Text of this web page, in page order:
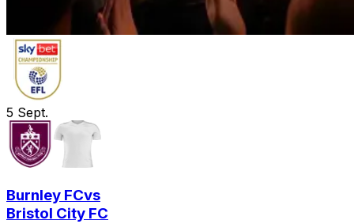
5 Sept.
Burnley FCvs
Bristol City FC